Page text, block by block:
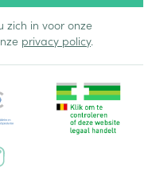
zich in voor onze
privacy policy.